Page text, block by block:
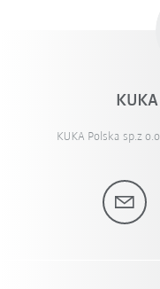
KUKA Polska sp.z